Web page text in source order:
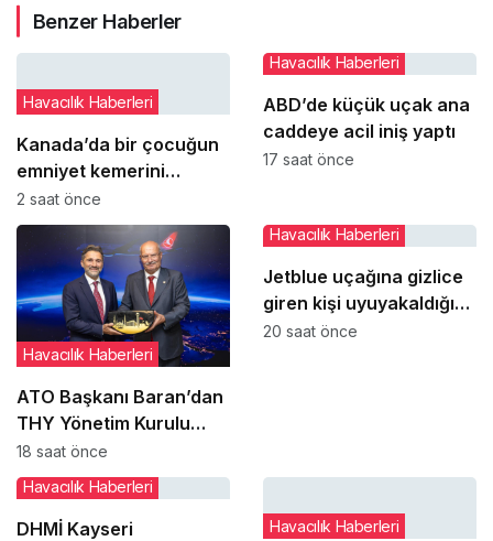
Benzer Haberler
Kanada’da bir çocuğun
emniyet kemerini
takmaması uçuşu iptal
ettirdi
Havacılık Haberleri
2 saat önce
ABD’de küçük uçak ana
caddeye acil iniş yaptı
Havacılık Haberleri
17 saat önce
ATO Başkanı Baran’dan
THY Yönetim Kurulu
Başkanı Şeker’e ziyaret
Havacılık Haberleri
18 saat önce
Jetblue uçağına gizlice
giren kişi uyuyakaldığı
tuvalette yakalandı
Havacılık Haberleri
20 saat önce
DHMİ Kayseri
Havacılık Haberleri
Havacılık Haberleri